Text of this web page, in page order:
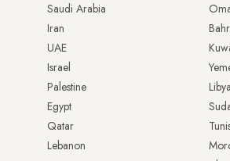
Saudi Arabia
Iran
UAE
Israel
Palestine
Egypt
Qatar
Lebanon
Libya